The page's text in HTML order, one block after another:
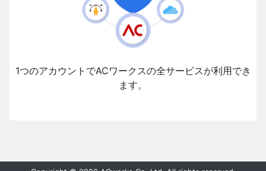
1つのアカウントでACワークスの全サービスが利用でき
ます。